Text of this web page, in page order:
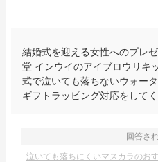
結婚式を迎える女性へのプレ
堂 インウイのアイブロウリキ
式で泣いても落ちないウォー
ギフトラッピング対応をして
回答さ
泣いても落ちにくいマスカラのお